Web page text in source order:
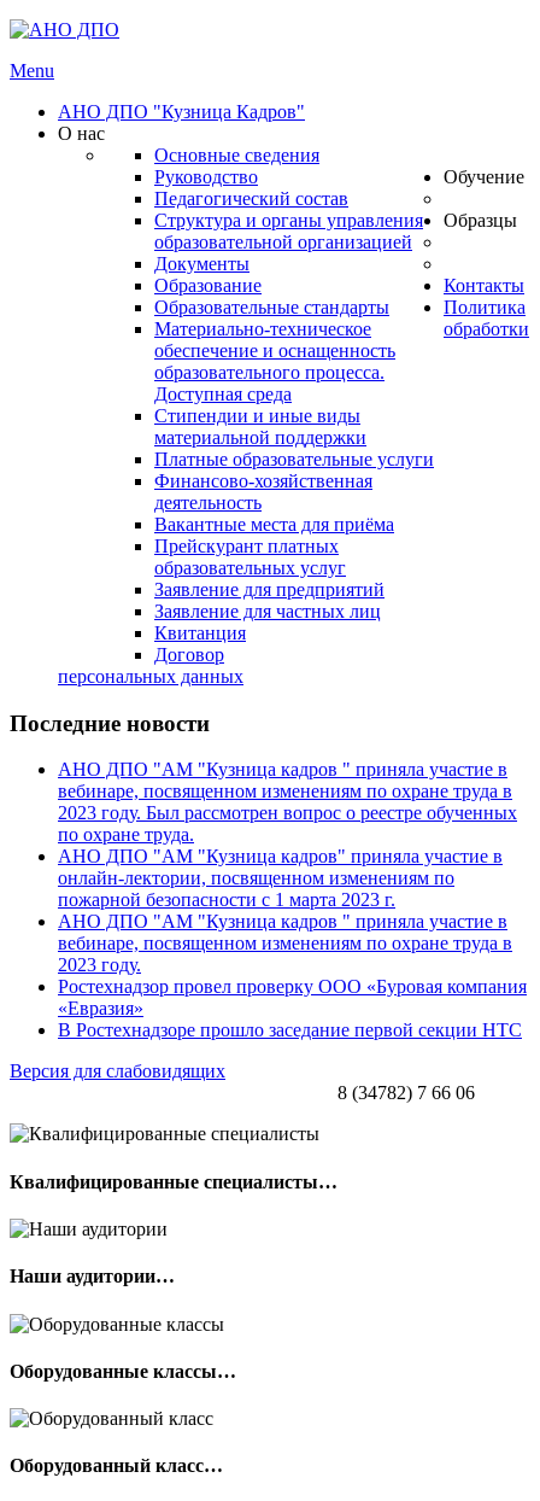
Menu
АНО ДПО "Кузница Кадров"
О нас
Основные сведения
Руководство
Педагогический состав
Структура и органы управления
образовательной организацией
Документы
Образование
Образовательные стандарты
Материально-техническое
обеспечение и оснащенность
образовательного процесса.
Доступная среда
Стипендии и иные виды
материальной поддержки
Платные образовательные услуги
Финансово-хозяйственная
деятельность
Вакантные места для приёма
Обучение
Прейскурант платных
образовательных услуг
Образцы
Заявление для предприятий
Заявление для частных лиц
Квитанция
Договор
Контакты
Политика
обработки
персональных данных
Последние новости
АНО ДПО "АМ "Кузница кадров " приняла участие в
вебинаре, посвященном изменениям по охране труда в
2023 году. Был рассмотрен вопрос о реестре обученных
по охране труда.
АНО ДПО "АМ "Кузница кадров" приняла участие в
онлайн-лектории, посвященном изменениям по
пожарной безопасности с 1 марта 2023 г.
АНО ДПО "АМ "Кузница кадров " приняла участие в
вебинаре, посвященном изменениям по охране труда в
2023 году.
Ростехнадзор провел проверку ООО «Буровая компания
«Евразия»
В Ростехнадзоре прошло заседание первой секции НТС
Версия для слабовидящих
8 (34782) 7 66 06
Квалифицированные специалисты…
Наши аудитории…
Оборудованные классы…
Оборудованный класс…